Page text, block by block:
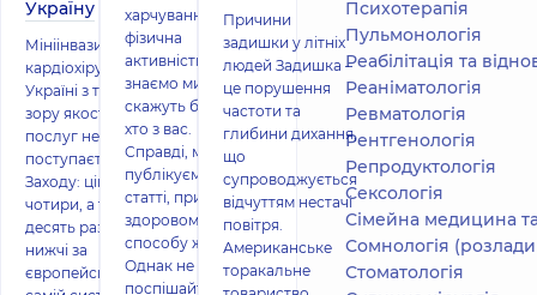
Україну
Мініінвазивна
кардіохірургія в
Україні з точки
зору якості
послуг не
поступається
Заходу: ціни - в
чотири, а то і в
десять разів
нижчі за
європейські, а у
харчування,
фізична
активність — так,
знаємо ми всі», —
скажуть багато
хто з вас.
Справді, ми часто
публікуємо
статті, присвячені
здоровому
способу життя.
Однак не
поспішайте
Причини
задишки у літніх
людей Задишка –
це порушення
частоти та
глибини дихання,
що
супроводжується
відчуттям нестачі
повітря.
Американське
торакальне
Психотерапія
Пульмонологія
Реабілітація та
Реаніматологія
Ревматологія
Рентгенологія
Репродуктологія
Сексологія
Сімейна медицина
Сомнологія
Стоматологія